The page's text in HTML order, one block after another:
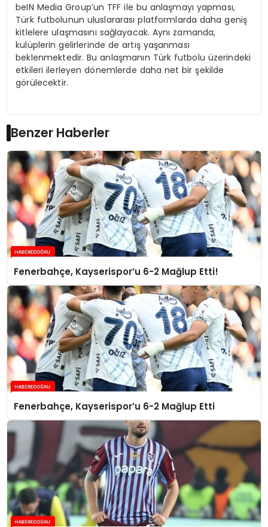
beIN Media Group’un TFF ile bu anlaşmayı yapması,
Türk futbolunun uluslararası platformlarda daha geniş
kitlelere ulaşmasını sağlayacak. Aynı zamanda,
kulüplerin gelirlerinde de artış yaşanması
beklenmektedir. Bu anlaşmanın Türk futbolu üzerindeki
etkileri ilerleyen dönemlerde daha net bir şekilde
görülecektir.
Benzer Haberler
Fenerbahçe, Kayserispor’u 6-2 Mağlup Etti!
Fenerbahçe, Kayserispor’u 6-2 Mağlup Etti